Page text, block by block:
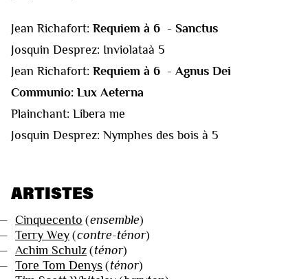
Jean Richafort: Requiem à 6 - Sanctus
Josquin Desprez: Inviolataà 5
Jean Richafort: Requiem à 6 - Agnus Dei
Communio: Lux Aeterna
Plainchant: Libera me
Josquin Desprez: Nymphes des bois à 5
ARTISTES
Cinquecento (ensemble)
Terry Wey (contre-ténor)
Achim Schulz (ténor)
Tore Tom Denys (ténor)